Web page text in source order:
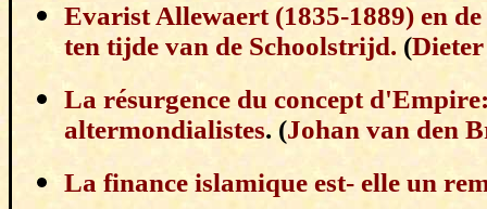
Evarist Allewaert (1835-1889) en
ten tijde van de Schoolstrijd. (
La résurgence du concept
altermondialistes. (Johan van den
La finance islamique est- elle un